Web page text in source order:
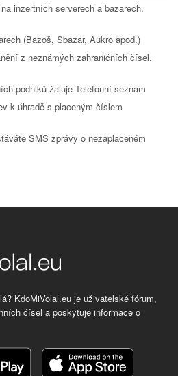
inzertních serverech a bazarech.
(Bazoš, Sbazar, Aukro apod.)
z neznámých zahraničních čísel.
podniků žaluje Telefonní seznam
k úhradě s placeným číslem
SMS zprávy o nezaplaceném
KdoMiVolal.eu je uživatelské fórum,
čísel a poskytuje informace o